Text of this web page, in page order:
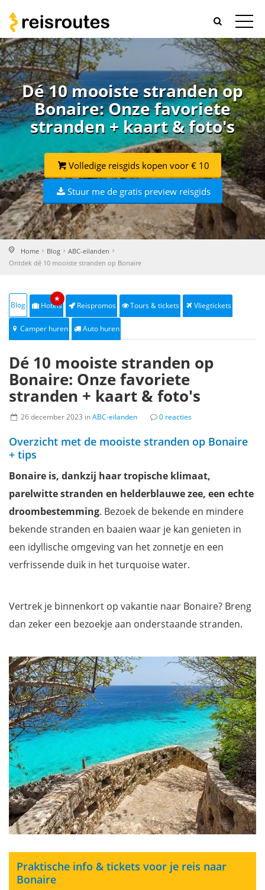
Dé 10 mooiste stranden op
Bonaire: Onze favoriete
stranden + kaart & foto's
Volledige reisgids kopen voor € 10
Stuur me de gratis preview reisgids
Home Blog
ABC-eilanden
Ontdek dé 10 mooiste stranden op Bonaire
Blog Hotels
★
Reispromos Tours & tickets Vliegtickets
Camper huren Auto huren
Dé 10 mooiste stranden op
Bonaire: Onze favoriete
stranden + kaart & foto's
26 december 2023 inABC-eilanden 0 reacties
Overzicht met de mooiste stranden op Bonaire
+ tips
Bonaire is, dankzij haar tropische klimaat,
parelwitte stranden en helderblauwe zee, een echte
droombestemming. Bezoek de bekende en mindere
bekende stranden en baaien waar je kan genieten in
een idyllische omgeving van het zonnetje en een
verfrissende duik in het turquoise water.
Vertrek je binnenkort op vakantie naar Bonaire? Breng
dan zeker een bezoekje aan onderstaande stranden.
Praktische info & tickets voor je reis naar
Bonaire